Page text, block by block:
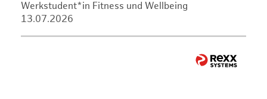
Werkstudent*in Fitness und Wellbeing
13.07.2026